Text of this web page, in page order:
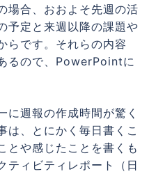
場合、おおよそ先週の活
予定と来週以降の課題や
らです。それらの内容
るので、PowerPointに
に週報の作成時間が驚く
は、とにかく毎日書くこ
とや感じたことを書くも
ティビティレポート（日